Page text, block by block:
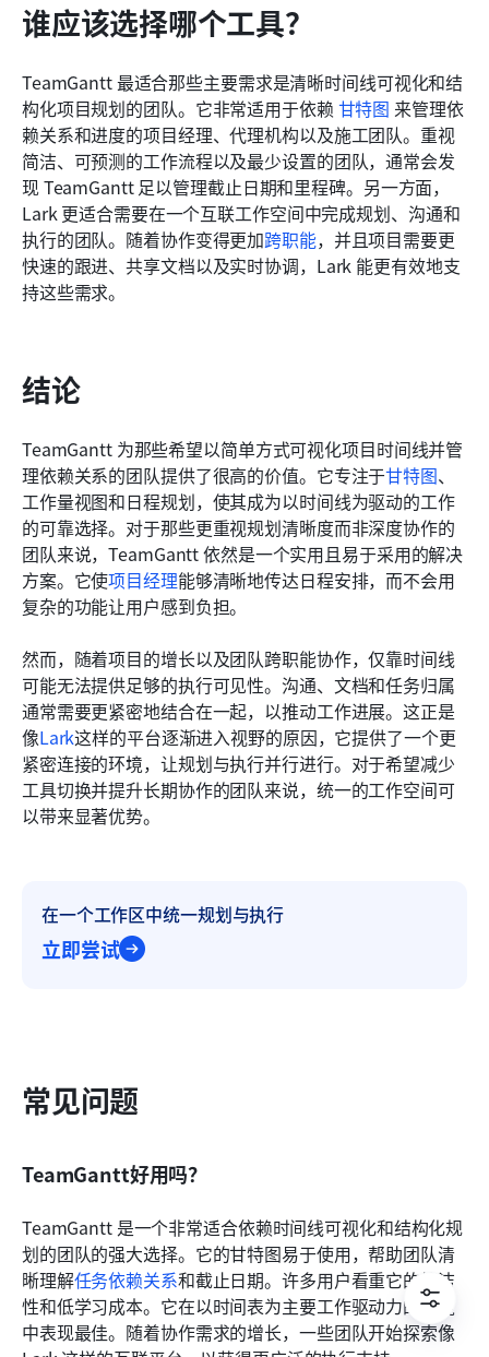
谁应该选择哪个工具？
TeamGantt 最适合那些主要需求是清晰时间线可视化和结
构化项目规划的团队。它非常适用于依赖 甘特图 来管理依
赖关系和进度的项目经理、代理机构以及施工团队。重视
简洁、可预测的工作流程以及最少设置的团队，通常会发
现 TeamGantt 足以管理截止日期和里程碑。另一方面，
Lark 更适合需要在一个互联工作空间中完成规划、沟通和
执行的团队。随着协作变得更加跨职能，并且项目需要更
快速的跟进、共享文档以及实时协调，Lark 能更有效地支
持这些需求。
结论
TeamGantt 为那些希望以简单方式可视化项目时间线并管
理依赖关系的团队提供了很高的价值。它专注于甘特图、
工作量视图和日程规划，使其成为以时间线为驱动的工作
的可靠选择。对于那些更重视规划清晰度而非深度协作的
团队来说，TeamGantt 依然是一个实用且易于采用的解决
方案。它使项目经理能够清晰地传达日程安排，而不会用
复杂的功能让用户感到负担。
然而，随着项目的增长以及团队跨职能协作，仅靠时间线
可能无法提供足够的执行可见性。沟通、文档和任务归属
通常需要更紧密地结合在一起，以推动工作进展。这正是
像Lark这样的平台逐渐进入视野的原因，它提供了一个更
紧密连接的环境，让规划与执行并行进行。对于希望减少
工具切换并提升长期协作的团队来说，统一的工作空间可
以带来显著优势。
在一个工作区中统一规划与执行
立即尝试
常见问题
TeamGantt好用吗？
TeamGantt 是一个非常适合依赖时间线可视化和结构化规
划的团队的强大选择。它的甘特图易于使用，帮助团队清
晰理解任务依赖关系和截止日期。许多用户看重它的简洁
性和低学习成本。它在以时间表为主要工作驱动力的环境
中表现最佳。随着协作需求的增长，一些团队开始探索像